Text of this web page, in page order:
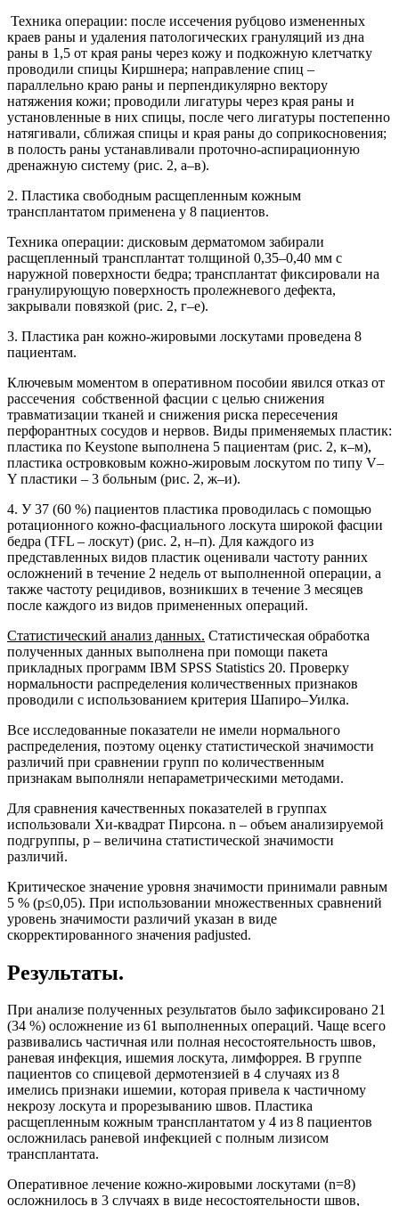
Техника операции: после иссечения рубцово измененных
краев раны и удаления патологических грануляций из дна
раны в 1,5 от края раны через кожу и подкожную клетчатку
проводили спицы Киршнера; направление спиц –
параллельно краю раны и перпендикулярно вектору
натяжения кожи; проводили лигатуры через края раны и
установленные в них спицы, после чего лигатуры постепенно
натягивали, сближая спицы и края раны до соприкосновения;
в полость раны устанавливали проточно-аспирационную
дренажную систему (рис. 2, а–в).
2. Пластика свободным расщепленным кожным
трансплантатом применена у 8 пациентов.
Техника операции: дисковым дерматомом забирали
расщепленный трансплантат толщиной 0,35–0,40 мм с
наружной поверхности бедра; трансплантат фиксировали на
гранулирующую поверхность пролежневого дефекта,
закрывали повязкой (рис. 2, г–е).
3. Пластика ран кожно-жировыми лоскутами проведена 8
пациентам.
Ключевым моментом в оперативном пособии явился отказ от
рассечения собственной фасции с целью снижения
травматизации тканей и снижения риска пересечения
перфорантных сосудов и нервов. Виды применяемых пластик:
пластика по Keystone выполнена 5 пациентам (рис. 2, к–м),
пластика островковым кожно-жировым лоскутом по типу V–
Y пластики – 3 больным (рис. 2, ж–и).
4. У 37 (60 %) пациентов пластика проводилась с помощью
ротационного кожно-фасциального лоскута широкой фасции
бедра (TFL – лоскут) (рис. 2, н–п). Для каждого из
представленных видов пластик оценивали частоту ранних
осложнений в течение 2 недель от выполненной операции, а
также частоту рецидивов, возникших в течение 3 месяцев
после каждого из видов примененных операций.
Статистический анализ данных. Статистическая обработка
полученных данных выполнена при помощи пакета
прикладных программ IBM SPSS Statistics 20. Проверку
нормальности распределения количественных признаков
проводили с использованием критерия Шапиро–Уилка.
Все исследованные показатели не имели нормального
распределения, поэтому оценку статистической значимости
различий при сравнении групп по количественным
признакам выполняли непараметрическими методами.
Для сравнения качественных показателей в группах
использовали Хи-квадрат Пирсона. n – объем анализируемой
подгруппы, р – величина статистической значимости
различий.
Критическое значение уровня значимости принимали равным
5 % (р≤0,05). При использовании множественных сравнений
уровень значимости различий указан в виде
скорректированного значения padjusted.
Результаты.
При анализе полученных результатов было зафиксировано 21
(34 %) осложнение из 61 выполненных операций. Чаще всего
развивались частичная или полная несостоятельность швов,
раневая инфекция, ишемия лоскута, лимфоррея. В группе
пациентов со спицевой дермотензией в 4 случаях из 8
имелись признаки ишемии, которая привела к частичному
некрозу лоскута и прорезыванию швов. Пластика
расщепленным кожным трансплантатом у 4 из 8 пациентов
осложнилась раневой инфекцией с полным лизисом
трансплантата.
Оперативное лечение кожно-жировыми лоскутами (n=8)
осложнилось в 3 случаях в виде несостоятельности швов,